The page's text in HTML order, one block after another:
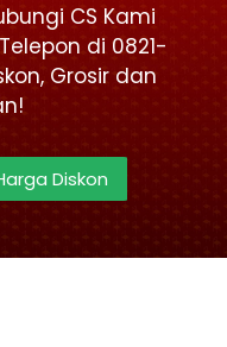
CS Kami
di 0821-
Grosir dan
Diskon